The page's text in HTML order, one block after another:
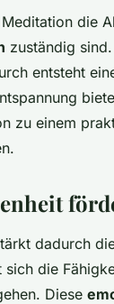
die
zuständig
entsteht
zu einem
dadurch
die
Diese